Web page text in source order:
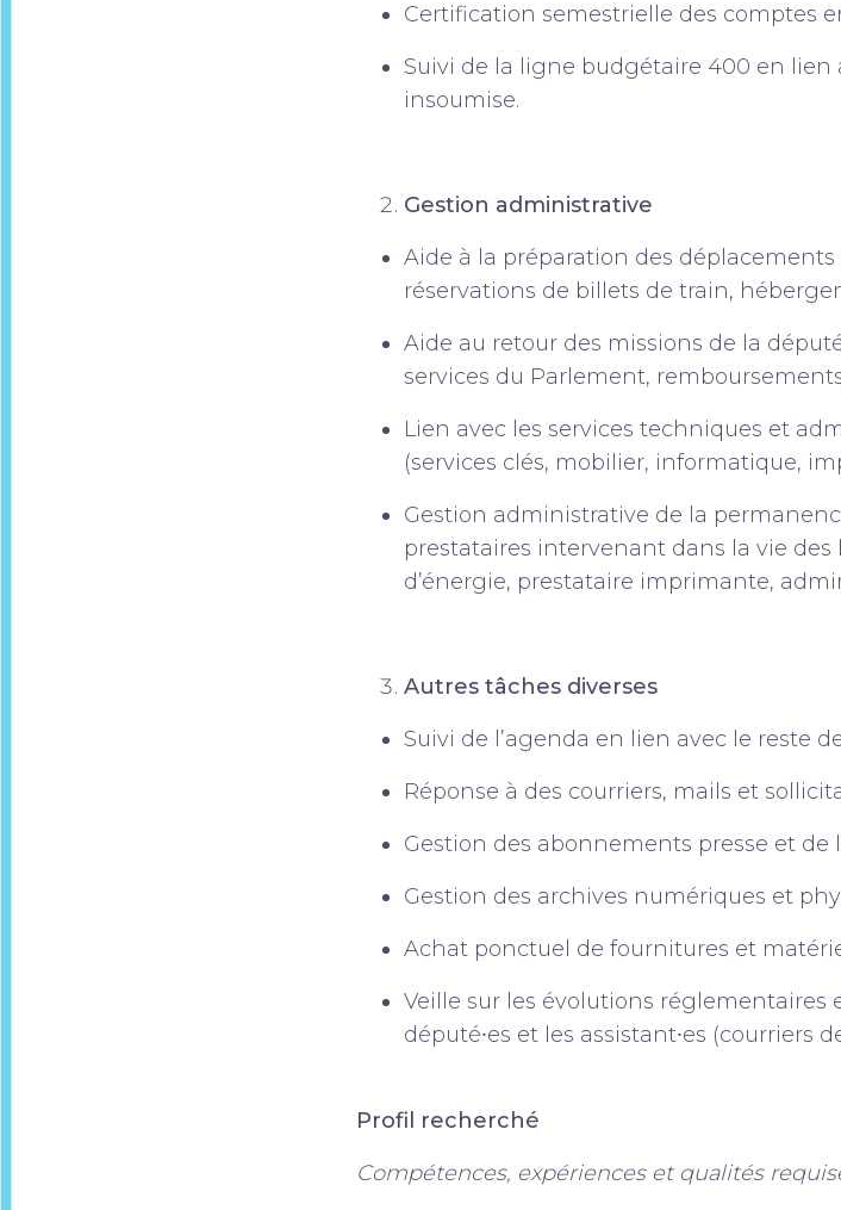
Certification semestrielle des comptes
Suivi de la ligne budgétaire 400 en lien
insoumise.
Gestion administrative
Aide à la préparation des
réservations de billets de train,
Aide au retour des missions de la
services du Parlement,
Lien avec les services techniques et
(services clés, mobilier, informatique,
Gestion administrative de la
prestataires intervenant dans la vie
d’énergie, prestataire imprimante,
Autres tâches diverses
Suivi de l’agenda en lien avec le reste
Réponse à des courriers, mails et
Gestion des abonnements presse et de
Gestion des archives numériques et
Achat ponctuel de fournitures et
Veille sur les évolutions
député⸱es et les assistant⸱es (courriers
Profil recherché
Compétences, expériences et qualités